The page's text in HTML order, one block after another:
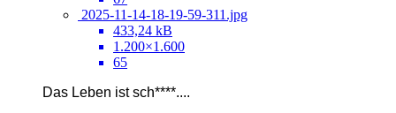
2025-11-14-18-19-59-311.jpg
433,24 kB
1.200×1.600
65
Das Leben ist sch****....